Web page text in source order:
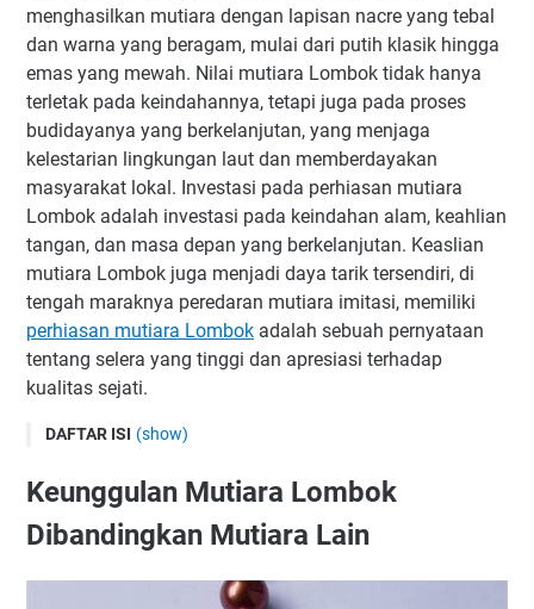
menghasilkan mutiara dengan lapisan nacre yang tebal
dan warna yang beragam, mulai dari putih klasik hingga
emas yang mewah. Nilai mutiara Lombok tidak hanya
terletak pada keindahannya, tetapi juga pada proses
budidayanya yang berkelanjutan, yang menjaga
kelestarian lingkungan laut dan memberdayakan
masyarakat lokal. Investasi pada perhiasan mutiara
Lombok adalah investasi pada keindahan alam, keahlian
tangan, dan masa depan yang berkelanjutan. Keaslian
mutiara Lombok juga menjadi daya tarik tersendiri, di
tengah maraknya peredaran mutiara imitasi, memiliki
perhiasan mutiara Lombok adalah sebuah pernyataan
tentang selera yang tinggi dan apresiasi terhadap
kualitas sejati.
DAFTAR ISI (show)
Jenis-jenis Mutiara Lombok
Proses Budidaya Mutiara Lombok
Keunggulan Mutiara Lombok
Dibandingkan Mutiara Lain